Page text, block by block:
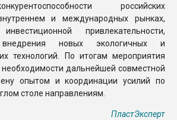
российских
и международных рынках,
привлекательности,
новых экологичных и
технологий. По итогам мероприятия
дальнейшей совместной
опытом и координации усилий по
столе направлениям.
ПластЭксперт